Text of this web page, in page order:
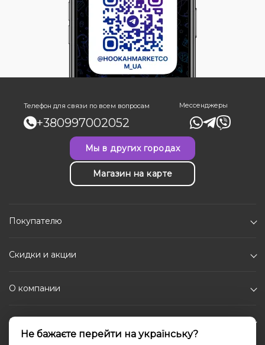
Телефон для связи по всем вопросам
+380997002052
Мессенджеры
Мы в других городах
Магазин на карте
Покупателю
Скидки и акции
О компании
Каталог
Не бажаєте перейти на українську?